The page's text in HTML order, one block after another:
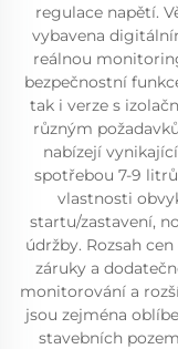
regulace napětí.
vybavena
reálnou
bezpečnostní
tak i verze s
různým
nabízejí
spotřebou 7-9
vlastnosti
startu/zastavení,
údržby. Rozsah
záruky a
monitorování a
jsou zejména
stavebních